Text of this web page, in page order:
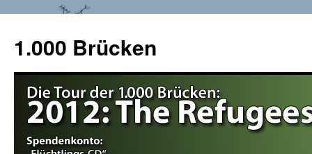
1.000 Brücken